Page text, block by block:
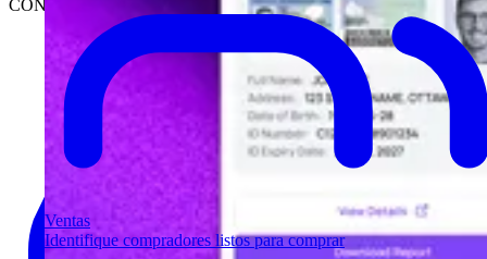
Ventas
Identifique compradores listos para comprar
CONCESIONARIOS